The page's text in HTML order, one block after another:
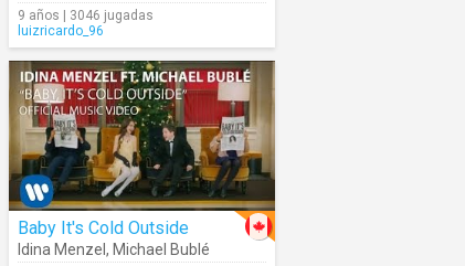
9 años | 3046 jugadas
luizricardo_96
Baby It's Cold Outside
Idina Menzel , Michael Bublé